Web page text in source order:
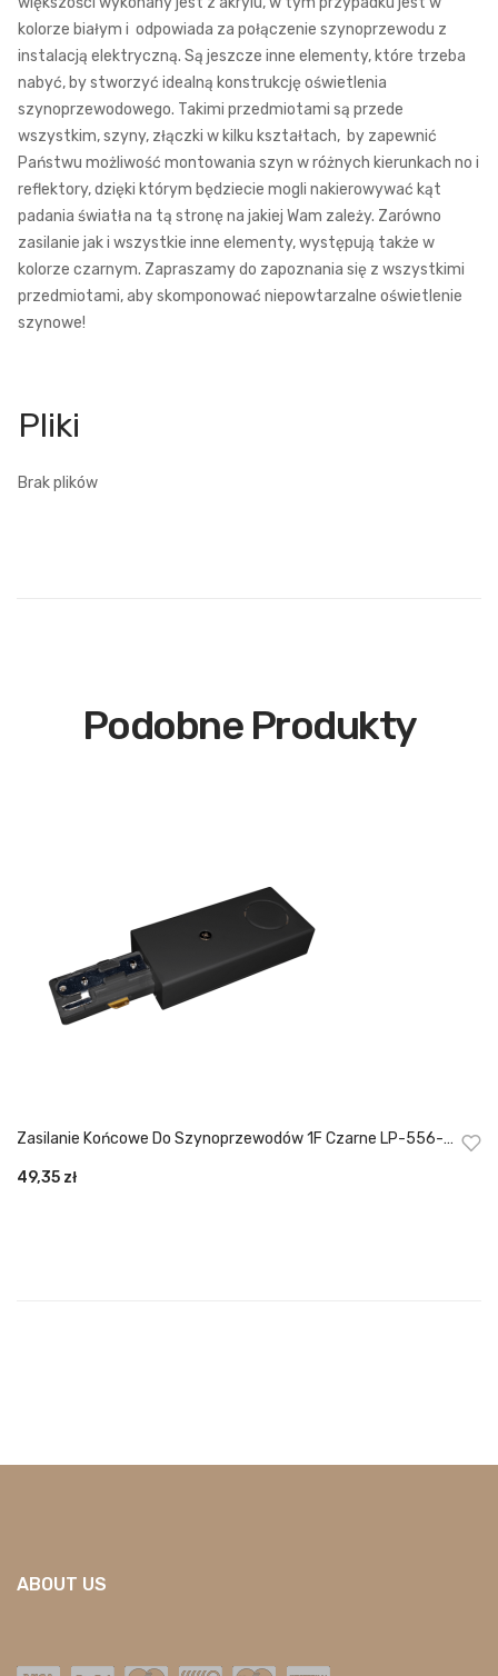
kolorze białym i odpowiada za połączenie szynoprzewodu z
instalacją elektryczną. Są jeszcze inne elementy, które trzeba
nabyć, by stworzyć idealną konstrukcję oświetlenia
szynoprzewodowego. Takimi przedmiotami są przede
wszystkim, szyny, złączki w kilku kształtach, by zapewnić
Państwu możliwość montowania szyn w różnych kierunkach no i
reflektory, dzięki którym będziecie mogli nakierowywać kąt
padania światła na tą stronę na jakiej Wam zależy. Zarówno
zasilanie jak i wszystkie inne elementy, występują także w
kolorze czarnym. Zapraszamy do zapoznania się z wszystkimi
przedmiotami, aby skomponować niepowtarzalne oświetlenie
szynowe!
Brak plików
Podobne Produkty
Zasilanie Końcowe Do Szynoprzewodów 1F Czarne LP-556-
49,35 zł
ABOUT US